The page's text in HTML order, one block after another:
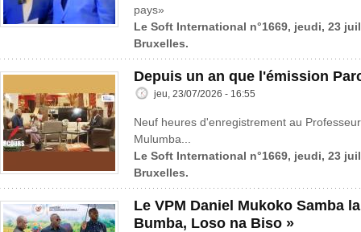
pays»
Le Soft International n°1669, jeudi, 23
Bruxelles.
Depuis un an que l'émission
jeu, 23/07/2026 - 16:55
Neuf heures d'enregistrement au
Mulumba...
Le Soft International n°1669, jeudi, 23
Bruxelles.
Le VPM Daniel Mukoko Samba
Bumba, Loso na Biso »